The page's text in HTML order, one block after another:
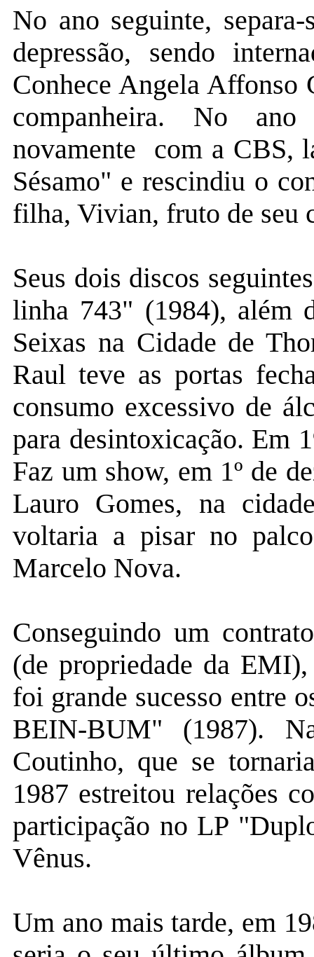
No ano seguinte,
depressão, sendo
Conhece Angela Affonso
companheira. No
novamente com a CBS,
Sésamo" e rescindiu o
filha, Vivian, fruto de seu
Seus dois discos
linha 743" (1984), além
Seixas na Cidade de
Raul teve as portas
consumo excessivo de
para desintoxicação. Em
Faz um show, em 1º de
Lauro Gomes, na
voltaria a pisar no
Marcelo Nova.
Conseguindo um
(de propriedade da
foi grande sucesso
BEIN-BUM" (1987).
Coutinho, que se
1987 estreitou relações
participação no LP
Vênus.
Um ano mais tarde, em